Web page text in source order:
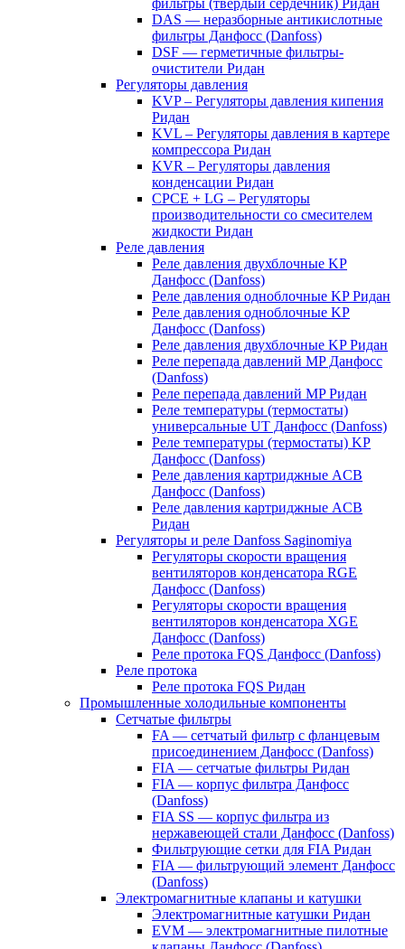
фильтры (твердый сердечник) Ридан
DAS — неразборные антикислотные
фильтры Данфосс (Danfoss)
DSF — герметичные фильтры-
очистители Ридан
Регуляторы давления
KVP – Регуляторы давления кипения
Ридан
KVL – Регуляторы давления в картере
компрессора Ридан
KVR – Регуляторы давления
конденсации Ридан
CPCE + LG – Регуляторы
производительности со смесителем
жидкости Ридан
Реле давления
Реле давления двухблочные KP
Данфосс (Danfoss)
Реле давления одноблочные KP Ридан
Реле давления одноблочные KP
Данфосс (Danfoss)
Реле давления двухблочные KP Ридан
Реле перепада давлений MP Данфосс
(Danfoss)
Реле перепада давлений MP Ридан
Реле температуры (термостаты)
универсальные UT Данфосс (Danfoss)
Реле температуры (термостаты) KP
Данфосс (Danfoss)
Реле давления картриджные ACB
Данфосс (Danfoss)
Реле давления картриджные ACB
Ридан
Регуляторы и реле Danfoss Saginomiya
Регуляторы скорости вращения
вентиляторов конденсатора RGE
Данфосс (Danfoss)
Регуляторы скорости вращения
вентиляторов конденсатора XGE
Данфосс (Danfoss)
Реле протока FQS Данфосс (Danfoss)
Реле протока
Реле протока FQS Ридан
Промышленные холодильные компоненты
Сетчатые фильтры
FA — сетчатый фильтр с фланцевым
присоединением Данфосс (Danfoss)
FIA — сетчатые фильтры Ридан
FIA — корпус фильтра Данфосс
(Danfoss)
FIA SS — корпус фильтра из
нержавеющей стали Данфосс (Danfoss)
Фильтрующие сетки для FIA Ридан
FIA — фильтрующий элемент Данфосс
(Danfoss)
Электромагнитные клапаны и катушки
Электромагнитные катушки Ридан
EVM — электромагнитные пилотные